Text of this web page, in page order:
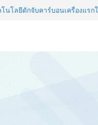
เผยวิสัยทัศน์การศึกษาที่พร้อมรับ